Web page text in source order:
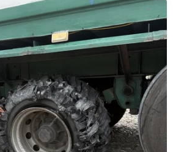
Đồng nhấn mạnh sự trưởng thành và
cộng đồng doanh nghiệp người Việt
Phương Hoa/Vietnam+)
Việt Nam tại Frankfurt am
tổ chức sự kiện “Gặp gỡ - Kết
Việt tại Đức” nhân dịp